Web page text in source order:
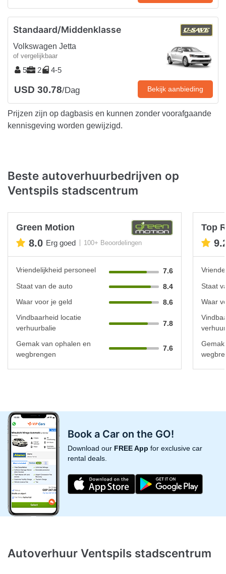
Standaard/Middenklasse
Volkswagen Jetta
of vergelijkbaar
5 2 4-5
USD 30.78/Dag Bekijk aanbieding
Prijzen zijn op dagbasis en kunnen zonder voorafgaande
kennisgeving worden gewijzigd.
Beste autoverhuurbedrijven op
Ventspils stadscentrum
Green Motion
8.0 Erg goed 100+ Beoordelingen
Vriendelijkheid personeel
7.6
Staat van de auto
8.4
Waar voor je geld
8.6
Vindbaarheid locatie
verhuurbalie
7.8
Gemak van ophalen en
wegbrengen
7.6
Top
Staat
Waar
Book a Car on the GO!
Download our FREE App for exclusive car
rental deals.
Autoverhuur Ventspils stadscentrum